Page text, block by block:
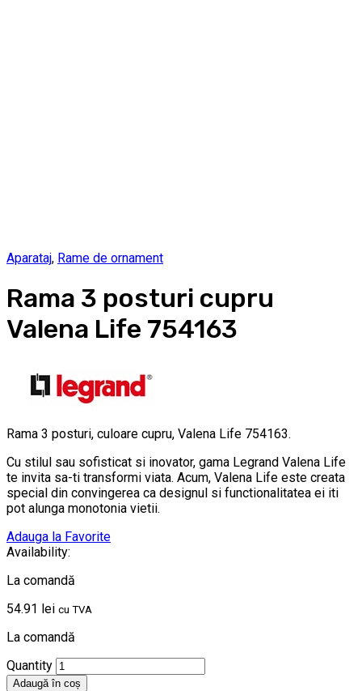
Aparataj, Rame de ornament
Rama 3 posturi cupru
Valena Life 754163
Rama 3 posturi, culoare cupru, Valena Life 754163.
Cu stilul sau sofisticat si inovator, gama Legrand Valena Life
te invita sa-ti transformi viata. Acum, Valena Life este creata
special din convingerea ca designul si functionalitatea ei iti
pot alunga monotonia vietii.
Adauga la Favorite
Availability:
La comandă
54.91 lei cu TVA
La comandă
Quantity
Adaugă în coș